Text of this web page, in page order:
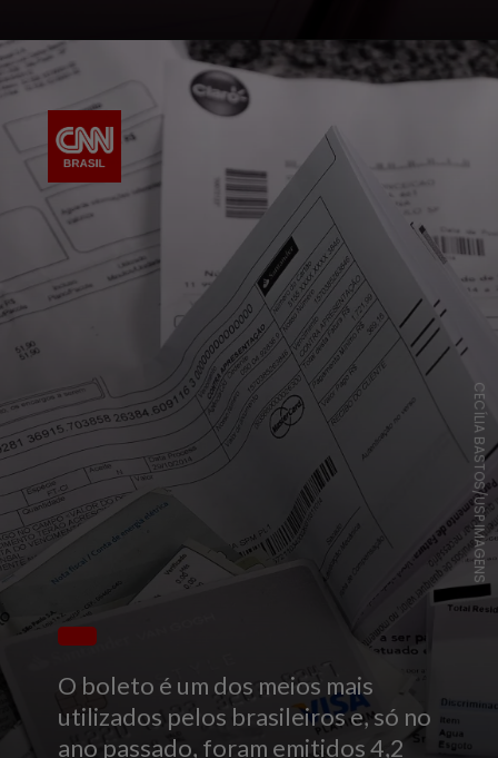
O boleto é um dos meios mais
utilizados pelos brasileiros e, só no
ano passado, foram emitidos 4,2
CECÍLIA BASTOS/USP IMAGENS